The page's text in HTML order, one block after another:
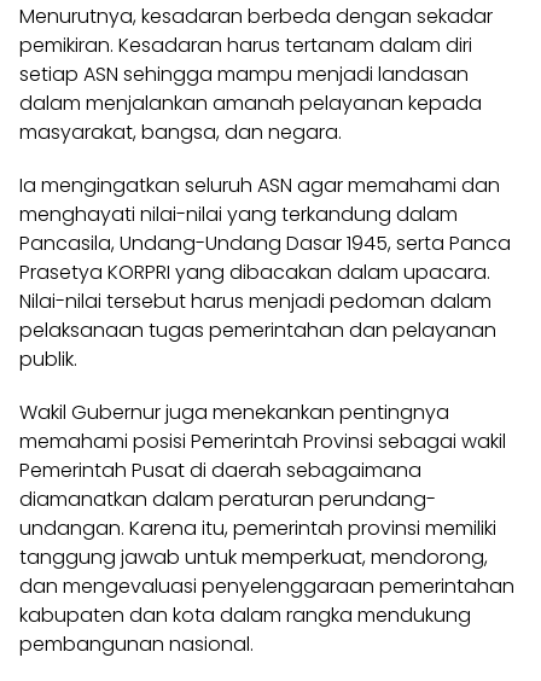
Menurutnya, kesadaran berbeda dengan sekadar
pemikiran. Kesadaran harus tertanam dalam diri
setiap ASN sehingga mampu menjadi landasan
dalam menjalankan amanah pelayanan kepada
masyarakat, bangsa, dan negara.
Ia mengingatkan seluruh ASN agar memahami dan
menghayati nilai-nilai yang terkandung dalam
Pancasila, Undang-Undang Dasar 1945, serta Panca
Prasetya KORPRI yang dibacakan dalam upacara.
Nilai-nilai tersebut harus menjadi pedoman dalam
pelaksanaan tugas pemerintahan dan pelayanan
publik.
Wakil Gubernur juga menekankan pentingnya
memahami posisi Pemerintah Provinsi sebagai wakil
Pemerintah Pusat di daerah sebagaimana
diamanatkan dalam peraturan perundang-
undangan. Karena itu, pemerintah provinsi memiliki
tanggung jawab untuk memperkuat, mendorong,
dan mengevaluasi penyelenggaraan pemerintahan
kabupaten dan kota dalam rangka mendukung
pembangunan nasional.